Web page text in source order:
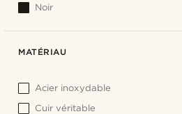
Noir
MATÉRIAU
Acier inoxydable
Cuir véritable